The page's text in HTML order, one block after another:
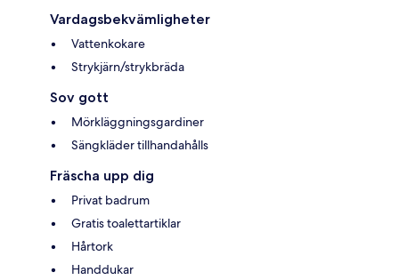
Vardagsbekvämligheter
Vattenkokare
Strykjärn/strykbräda
Sov gott
Mörkläggningsgardiner
Sängkläder tillhandahålls
Fräscha upp dig
Privat badrum
Gratis toalettartiklar
Hårtork
Handdukar